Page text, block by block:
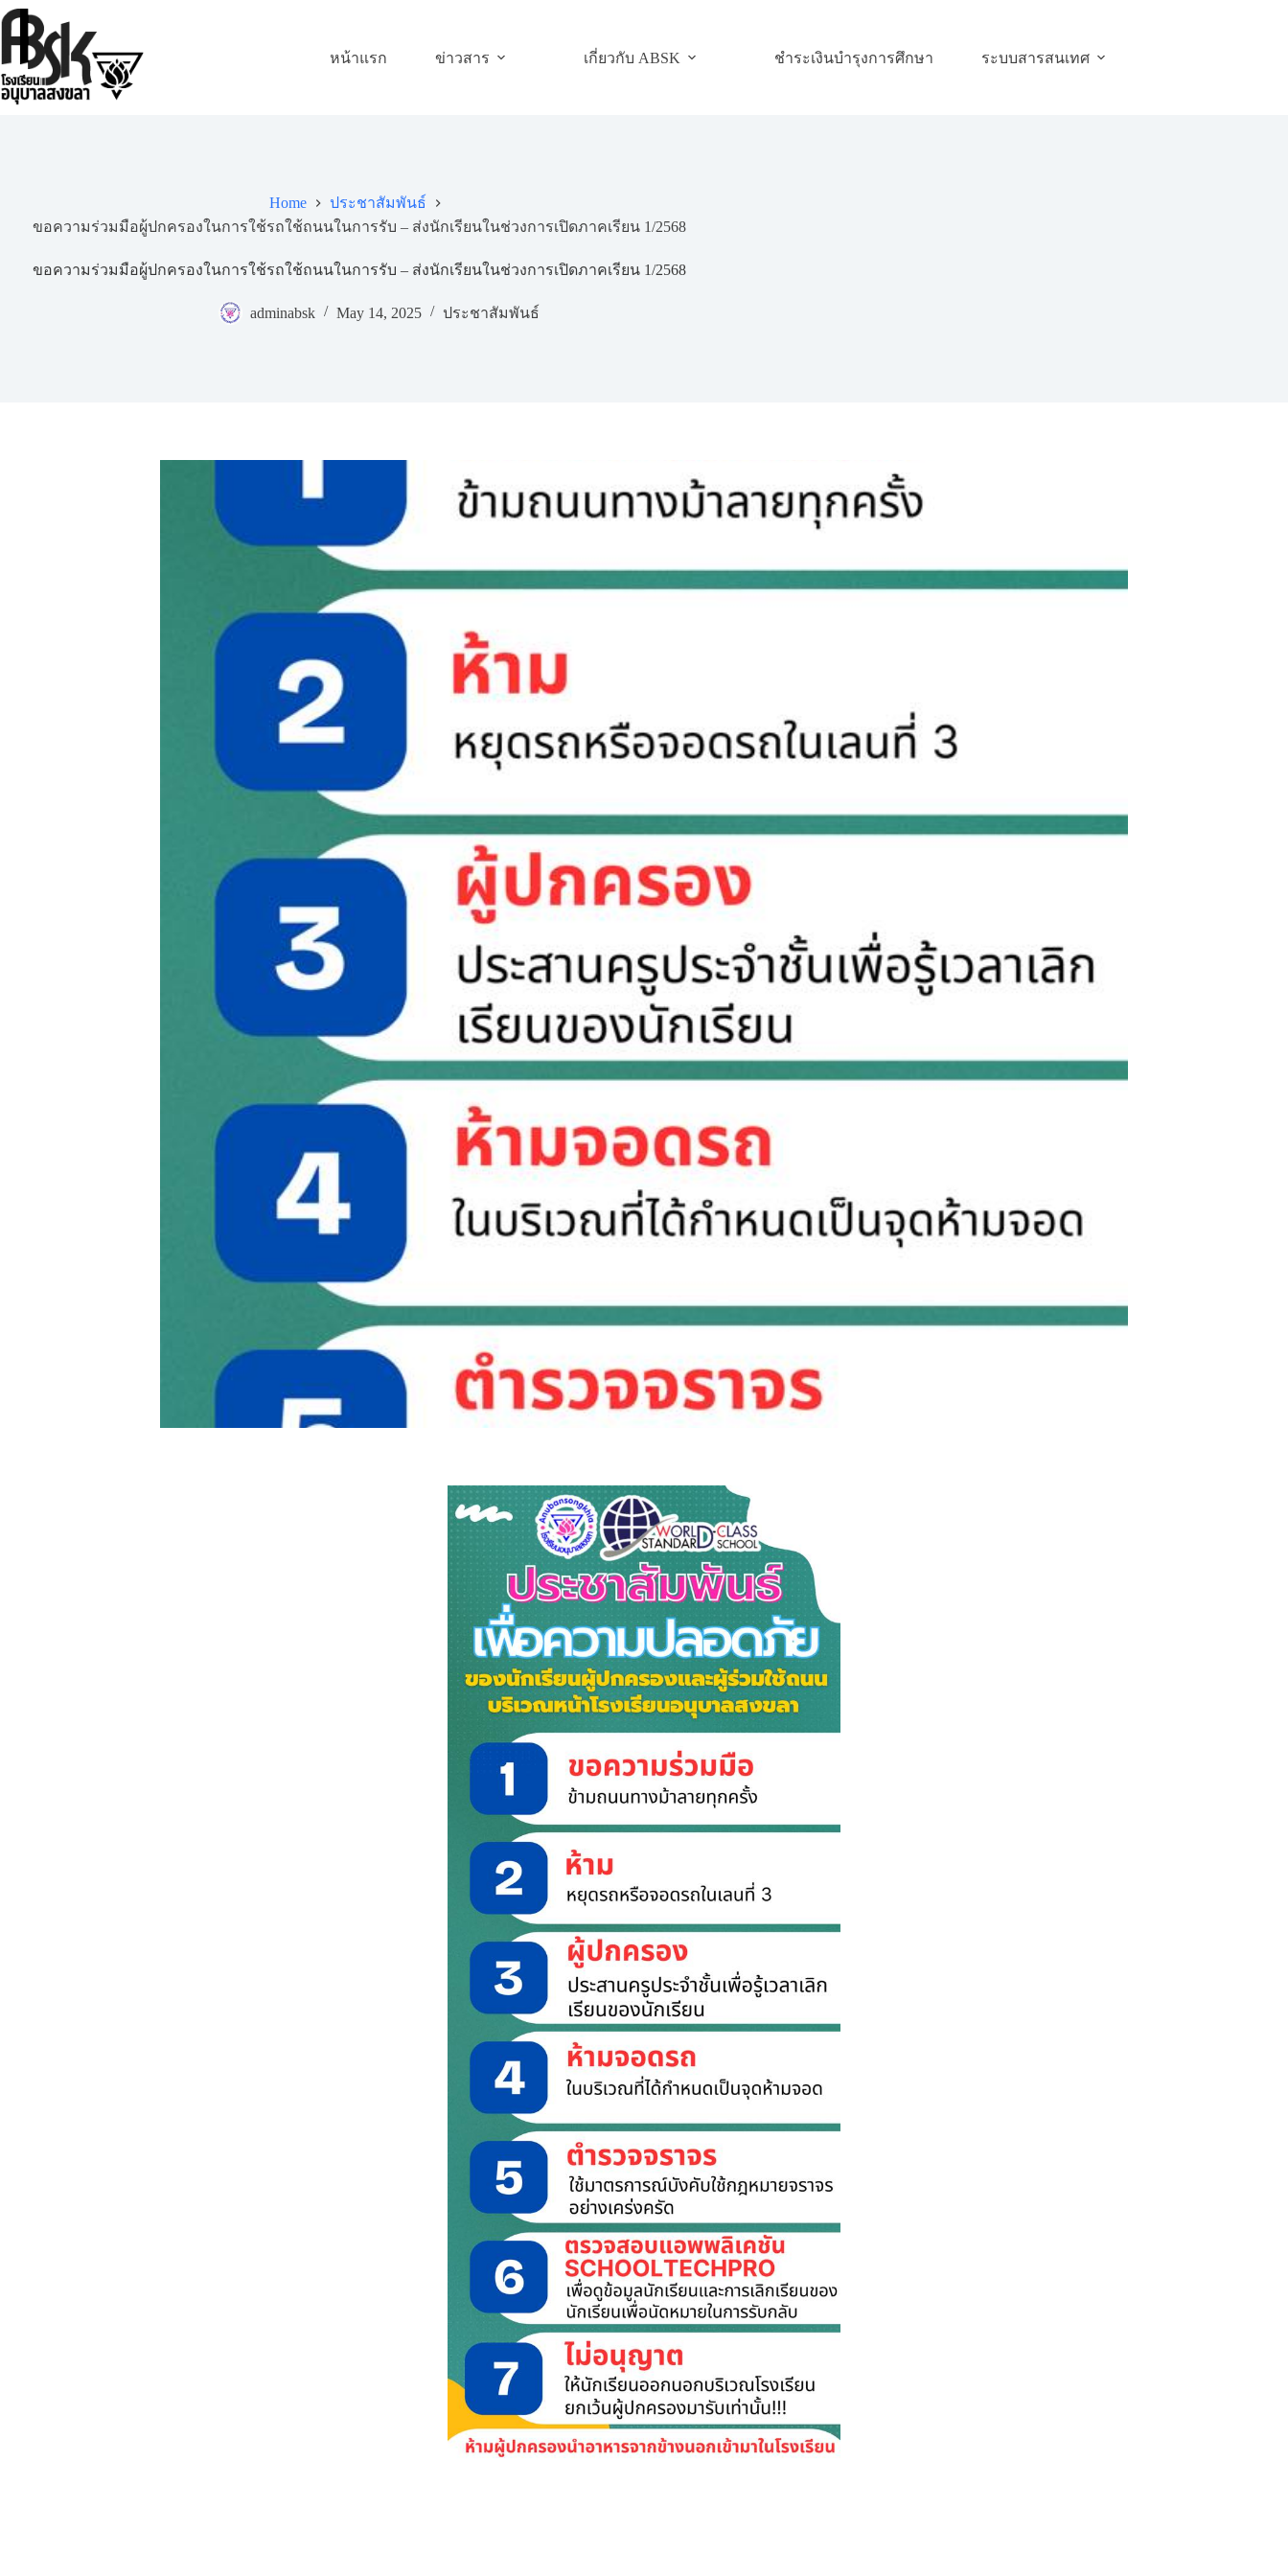
หน้าแรก ข่าวสาร เกี่ยวกับ ABSK ชำระเงินบำรุงการศึกษา ระบบสารสนเทศ
Home
ประชาสัมพันธ์
ขอความร่วมมือผู้ปกครองในการใช้รถใช้ถนนในการรับ – ส่งนักเรียนในช่วงการเปิดภาคเรียน 1/2568
ขอความร่วมมือผู้ปกครองในการใช้รถใช้ถนนในการรับ – ส่งนักเรียนในช่วงการเปิดภาคเรียน 1/2568
adminabsk May 14, 2025 ประชาสัมพันธ์